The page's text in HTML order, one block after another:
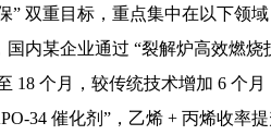
” 双重目标，重点集中在以下领域
内某企业通过 “裂解炉高效燃
18 个月，较传统技术增加 6 个月
34 催化剂”，乙烯 + 丙烯收